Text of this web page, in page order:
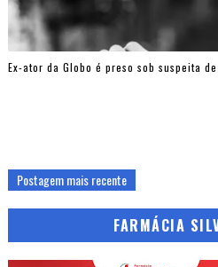
Ex-ator da Globo é preso sob suspeita
Postagem mais recente
FARMÁCIA